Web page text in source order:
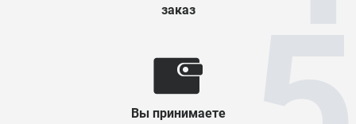
заказ
Вы принимаете